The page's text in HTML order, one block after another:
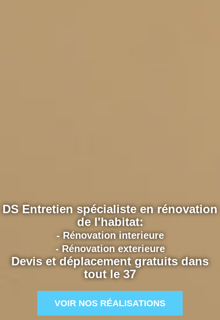
DS Entretien spécialiste en rénovation
de l'habitat:
- Rénovation interieure
- Rénovation exterieure
Devis et déplacement gratuits dans
tout le 37
VOIR NOS RÉALISATIONS